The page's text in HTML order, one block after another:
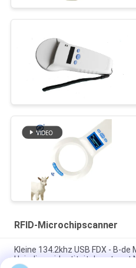
RFID-Microchipscanner
Kleine 134.2khz USB FDX - B-
Huisdierenidentiteitskaart met